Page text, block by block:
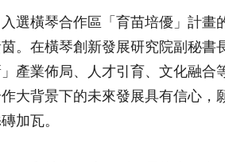
選橫琴合作區「育苗培優」計畫
。在橫琴創新發展研究院副秘書
產業佈局、人才引育、文化融合
大背景下的未來發展具有信心，
加瓦。